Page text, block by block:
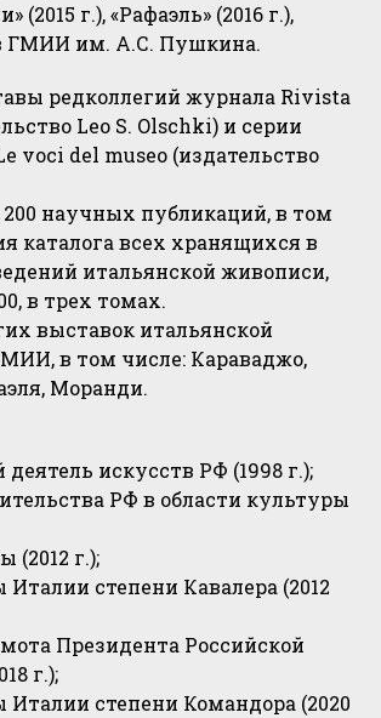
(2015 г.), «Рафаэль» (2016 г.),
ГМИИ им. А.С. Пушкина.
редколлегий журнала Rivista
Leo S. Olschki) и серии
voci del museo (издательство
научных публикаций, в том
каталога всех хранящихся в
итальянской живописи,
в трех томах.
выставок итальянской
в том числе: Караваджо,
Моранди.
искусств РФ (1998 г.);
РФ в области культуры
(2012 г.);
степени Кавалера (2012
Президента Российской
г.);
Италии степени Командора (2020